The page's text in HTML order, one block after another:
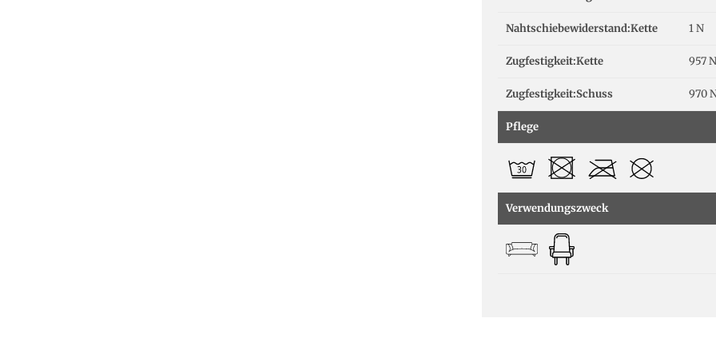
Nahtschiebewiderstand:Kette 1 N
Zugfestigkeit:Kette 957 N
Zugfestigkeit:Schuss 970
Pflege
Verwendungszweck